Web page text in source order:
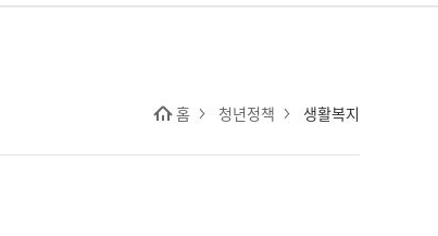
홈 청년정책 생활복지